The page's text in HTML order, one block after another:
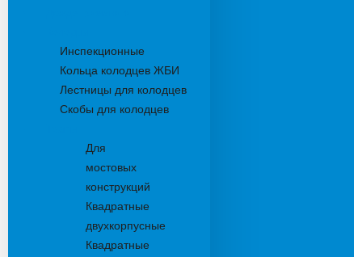
Инспекционные
Кольца колодцев ЖБИ
Лестницы для колодцев
Скобы для колодцев
Для
мостовых
конструкций
Квадратные
двухкорпусные
Квадратные